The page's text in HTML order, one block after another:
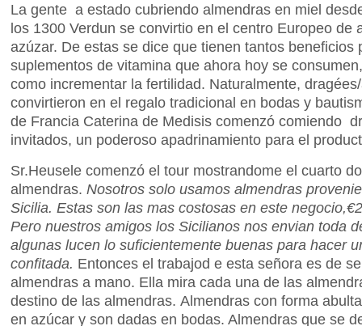
La gente a estado cubriendo almendras en miel
los 1300 Verdun se convirtio en el centro Europeo de
azúzar. De estas se dice que tienen tantos beneficios
suplementos de vitamina que ahora hoy se
como incrementar la fertilidad. Naturalmente,
convirtieron en el regalo tradicional en bodas y
de Francia Caterina de Medisis comenzó comiendo
invitados, un poderoso apadrinamiento para el
Sr.Heusele comenzó el tour mostrandome el cuarto
almendras. Nosotros solo usamos almendras
Sicilia. Estas son las mas costosas en este negocio,
Pero nuestros amigos los Sicilianos nos envian toda
algunas lucen lo suficientemente buenas para hacer
confitada. Entonces el trabajod e esta señora es de
almendras a mano. Ella mira cada una de las
destino de las almendras. Almendras con forma
en azúcar y son dadas en bodas. Almendras que se